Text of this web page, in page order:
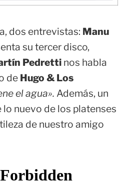
dos entrevistas: Manu
su tercer disco,
Pedretti nos habla
de Hugo & Los
el agua». Además, un
lo nuevo de los platenses
de nuestro amigo